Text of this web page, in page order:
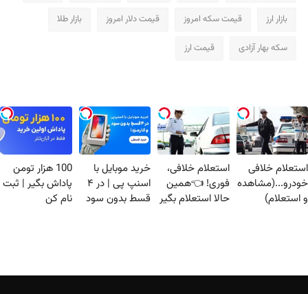
بازار ارز قیمت سکه امروز قیمت دلار امروز بازار طلا
سکه بهار آزادی قیمت ارز
استعلام خلافی
خودرو...(مشاهده
و استعلام)
استعلام خلافی،
فوری! 👈همین
حالا استعلام بگیر
خرید موبایل با
اسنپ پی | در ۴
قسط بدون سود
100 هزار تومن
پاداش بگیر | ثبت
نام کن